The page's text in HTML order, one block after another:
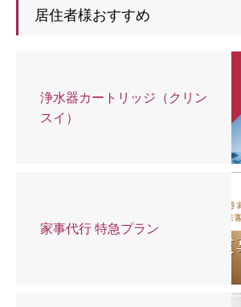
居住者様おすすめ
浄水器カートリッジ（クリン
スイ）
家事代行 特急プラン